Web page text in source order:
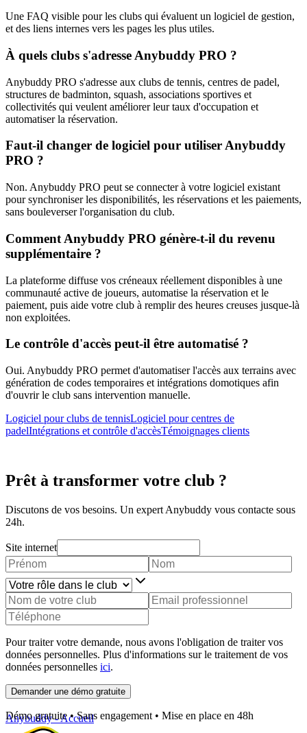
Une FAQ visible pour les clubs qui évaluent un logiciel de gestion,
et des liens internes vers les pages les plus utiles.
À quels clubs s'adresse Anybuddy PRO ?
Anybuddy PRO s'adresse aux clubs de tennis, centres de padel,
structures de badminton, squash, associations sportives et
collectivités qui veulent améliorer leur taux d'occupation et
automatiser la réservation.
Faut-il changer de logiciel pour utiliser Anybuddy
PRO ?
Non. Anybuddy PRO peut se connecter à votre logiciel existant
pour synchroniser les disponibilités, les réservations et les paiements,
sans bouleverser l'organisation du club.
Comment Anybuddy PRO génère-t-il du revenu
supplémentaire ?
La plateforme diffuse vos créneaux réellement disponibles à une
communauté active de joueurs, automatise la réservation et le
paiement, puis aide votre club à remplir des heures creuses jusque-là
non exploitées.
Le contrôle d'accès peut-il être automatisé ?
Oui. Anybuddy PRO permet d'automatiser l'accès aux terrains avec
génération de codes temporaires et intégrations domotiques afin
d'ouvrir le club sans intervention manuelle.
Logiciel pour clubs de tennisLogiciel pour centres de
padelIntégrations et contrôle d'accèsTémoignages clients
Prêt à transformer votre club ?
Discutons de vos besoins. Un expert Anybuddy vous contacte sous
24h.
Site internet
Pour traiter votre demande, nous avons l'obligation de traiter vos
données personnelles. Plus d'informations sur le traitement de vos
données personnelles ici.
Demander une démo gratuite
Démo gratuite • Sans engagement • Mise en place en 48h
Anybuddy - Accueil